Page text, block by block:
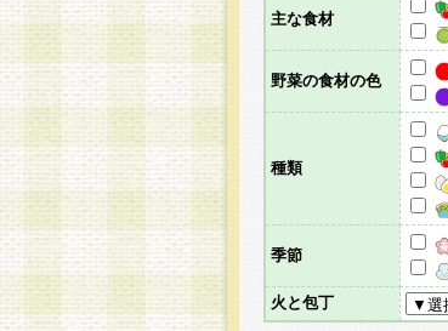
主な食材
野菜の食材の色
種類
季節
火と包丁